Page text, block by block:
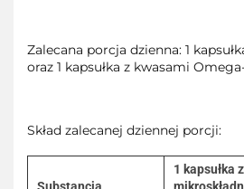
Zalecana porcja dzienna: 1
oraz 1 kapsułka z kwasami
Skład zalecanej dziennej porcji:
1 kapsułka z